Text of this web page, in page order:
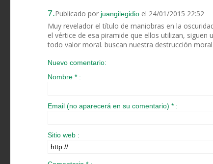
7.Publicado por juangilegidio el 24/01/2015 22:52
Muy revelador el título de maniobras en la
el vértice de esa piramide que ellos utilizan,
todo valor moral. buscan nuestra destrucción
Nuevo comentario:
Nombre * :
Email (no aparecerá en su comentario) * :
Sitio web :